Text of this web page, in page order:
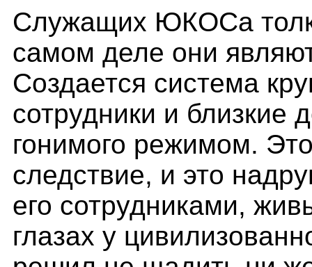
Служащих ЮКОСа
самом деле они
Создается система
сотрудники и близкие
гонимого режимом.
следствие, и это
его сотрудниками,
глазах у